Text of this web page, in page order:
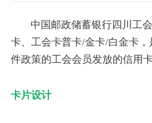
中国邮政储蓄银行四川工
卡、工会卡普卡/金卡/白金卡
件政策的工会会员发放的信用卡
卡片设计